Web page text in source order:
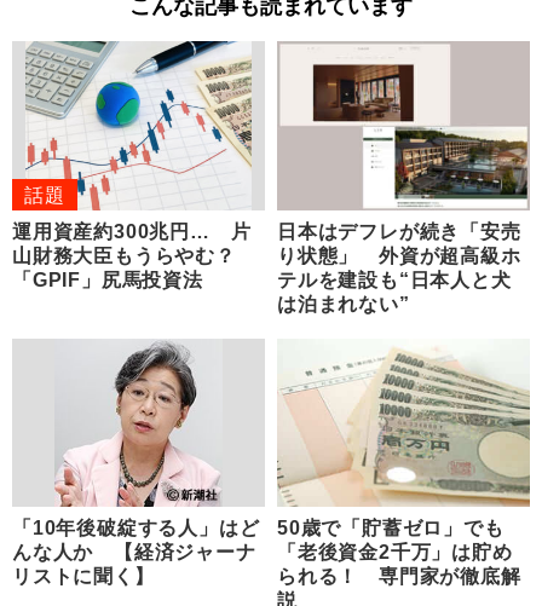
こんな記事も読まれています
話題
運用資産約300兆円… 片
山財務大臣もうらやむ？
「GPIF」尻馬投資法
日本はデフレが続き「安売
り状態」 外資が超高級ホ
テルを建設も“日本人と犬
は泊まれない”
「10年後破綻する人」はど
んな人か 【経済ジャーナ
リストに聞く】
50歳で「貯蓄ゼロ」でも
「老後資金2千万」は貯め
られる！ 専門家が徹底解
説